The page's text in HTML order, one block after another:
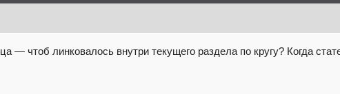
— чтоб линковалось внутри текущего раздела по кругу? Когда